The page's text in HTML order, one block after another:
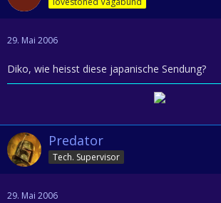
29. Mai 2006
Diko, wie heisst diese japanische Sendung?
Predator
Tech. Supervisor
29. Mai 2006